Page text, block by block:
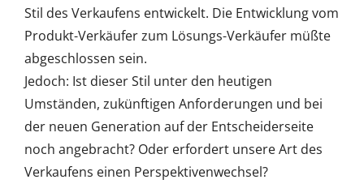
Stil des Verkaufens entwickelt. Die Entwicklung vom
Produkt-Verkäufer zum Lösungs-Verkäufer müßte
abgeschlossen sein.
Jedoch: Ist dieser Stil unter den heutigen
Umständen, zukünftigen Anforderungen und bei
der neuen Generation auf der Entscheiderseite
noch angebracht? Oder erfordert unsere Art des
Verkaufens einen Perspektivenwechsel?